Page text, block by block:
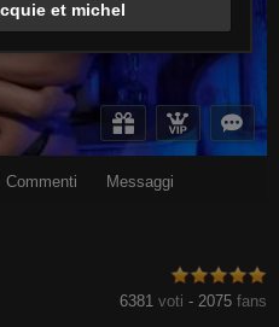
Commenti Messaggi
6381 voti - 2075 fans
et michel